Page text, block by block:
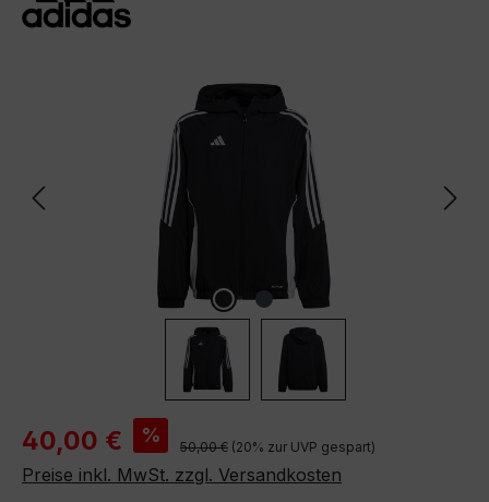
Bildergalerie überspringen
Verkaufspreis:
40,00 € % Regulärer Preis:
50,00 € (20% zur UVP gespart)
Preise inkl. MwSt. zzgl. Versandkosten